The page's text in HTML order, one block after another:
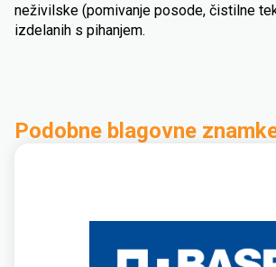
neživilske (pomivanje posode, čistilne
izdelanih s pihanjem.
Podobne blagovne